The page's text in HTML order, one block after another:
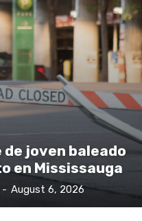
joven baleado
en Mississauga
- August 6, 2026